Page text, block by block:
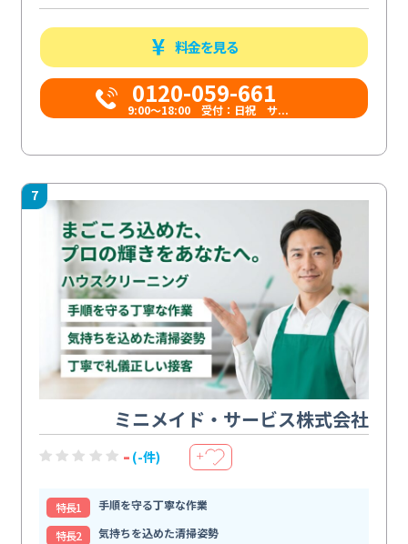
料金を見る
0120-059-661
9:00〜18:00 受付：日祝 サ...
7
ミニメイド・サービス株式会社
- (-件) ＋
特⻑1
手順を守る丁寧な作業
特⻑2
気持ちを込めた清掃姿勢